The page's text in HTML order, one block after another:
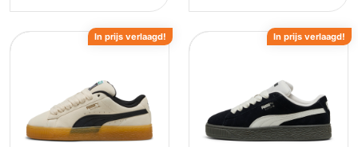
In prijs verlaagd! In prijs verlaagd!